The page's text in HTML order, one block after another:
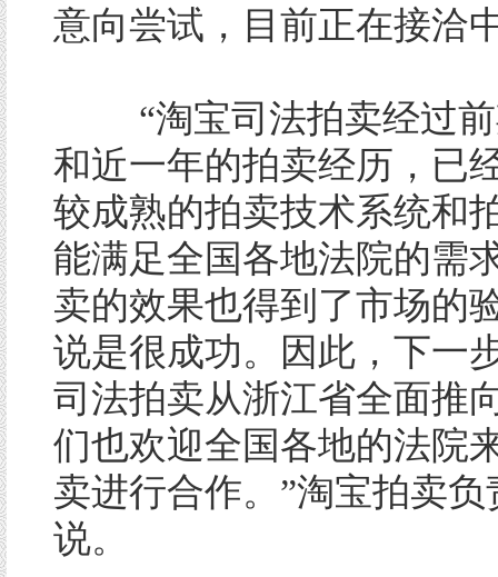
意向尝试，目前正在接洽
“淘宝司法拍卖经过前
和近一年的拍卖经历，已
较成熟的拍卖技术系统和
能满足全国各地法院的需
卖的效果也得到了市场的
说是很成功。因此，下一
司法拍卖从浙江省全面推
们也欢迎全国各地的法院
卖进行合作。”淘宝拍卖负
说。